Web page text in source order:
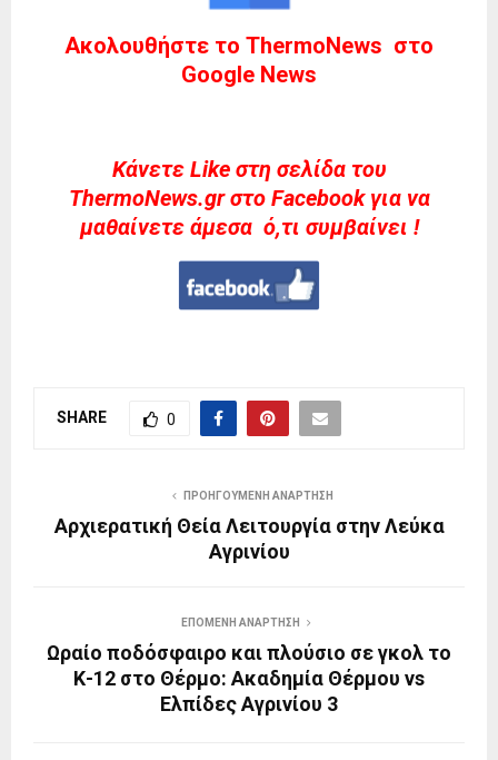
Ακολουθήστε το ThermoNews στο
Google News
Kάνετε Like στη σελίδα του
ThermoNews.gr στο Facebook για να
μαθαίνετε άμεσα ό,τι συμβαίνει !
SHARE 0
ΠΡΟΗΓΟΎΜΕΝΗ ΑΝΆΡΤΗΣΗ
Αρχιερατική Θεία Λειτουργία στην Λεύκα
Αγρινίου
ΕΠΌΜΕΝΗ ΑΝΆΡΤΗΣΗ
Ωραίο ποδόσφαιρο και πλούσιο σε γκολ το
Κ-12 στο Θέρμο: Ακαδημία Θέρμου vs
Ελπίδες Αγρινίου 3